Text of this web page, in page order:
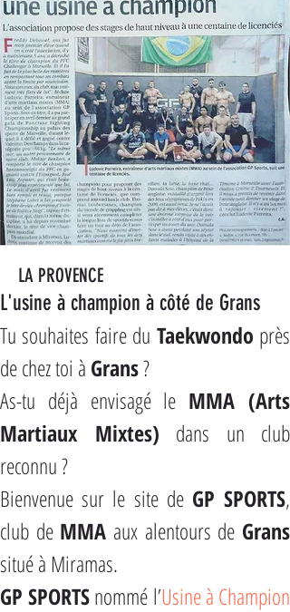
LA PROVENCE
L'usine à champion à côté de Grans
Tu souhaites faire du Taekwondo près
de chez toi à Grans ?
As-tu déjà envisagé le MMA (Arts
Martiaux Mixtes) dans un club
reconnu ?
Bienvenue sur le site de GP SPORTS,
club de MMA aux alentours de Grans
situé à Miramas.
GP SPORTS nommé l’Usine à Champion